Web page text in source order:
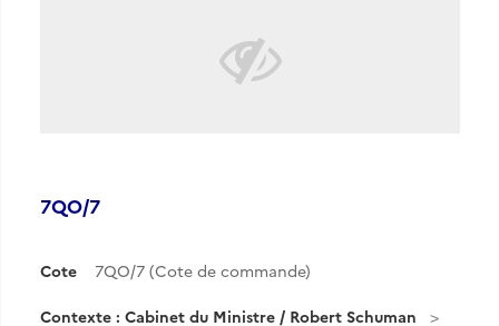
7QO/7
Cote 7QO/7 (Cote de commande)
Contexte : Cabinet du Ministre / Robert Schuman